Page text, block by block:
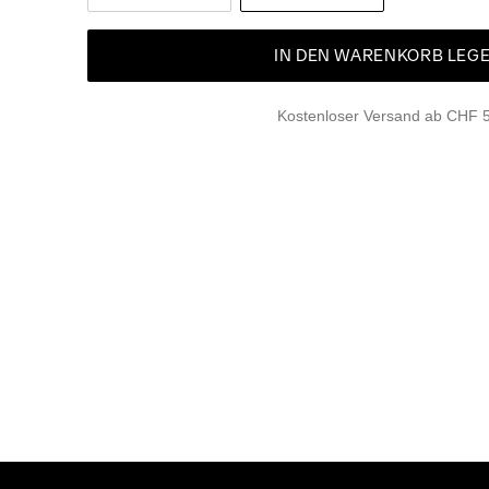
IN DEN WARENKORB
Kostenloser Versand ab CHF